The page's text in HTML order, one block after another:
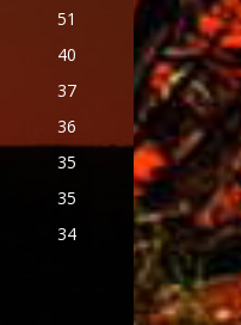
51
40
37
36
35
35
34